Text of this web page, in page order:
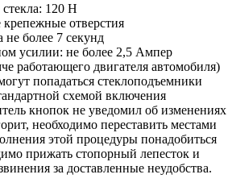
120 Н
отверстия
не более 7 секунд
усилии: не более 2,5 Ампер
работающего двигателя автомобиля)
попадаться стеклоподъемники
схемой включения
кнопок не уведомил об изменениях
необходимо переставить местами
этой процедуры понадобиться
прижать стопорный лепесток и
за доставленные неудобства.